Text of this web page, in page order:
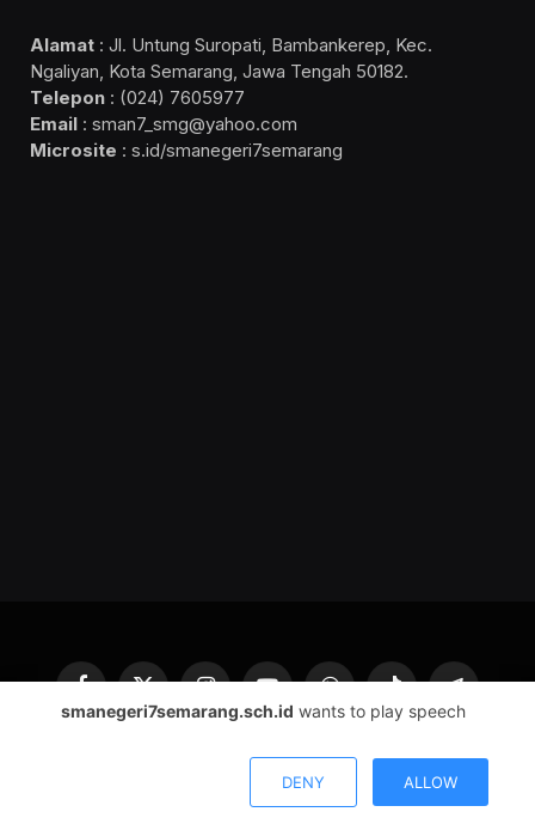
Alamat : Jl. Untung Suropati, Bambankerep, Kec.
Ngaliyan, Kota Semarang, Jawa Tengah 50182.
Telepon : (024) 7605977
Email : sman7_smg@yahoo.com
Microsite : s.id/smanegeri7semarang
(Twitter)
© 2026 SMA Negeri 7 Semarang
smanegeri7semarang.sch.id wants to play speech
DENY ALLOW